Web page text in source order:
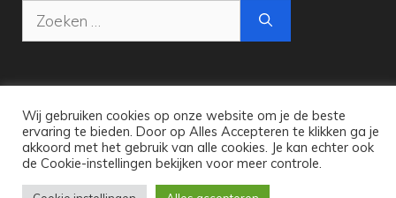
Zoek
Copyright © 2026 Maak Digitale Muziek
Wij gebruiken cookies op onze website om je de beste
ervaring te bieden. Door op Alles Accepteren te klikken ga je
akkoord met het gebruik van alle cookies. Je kan echter ook
de Cookie-instellingen bekijken voor meer controle.